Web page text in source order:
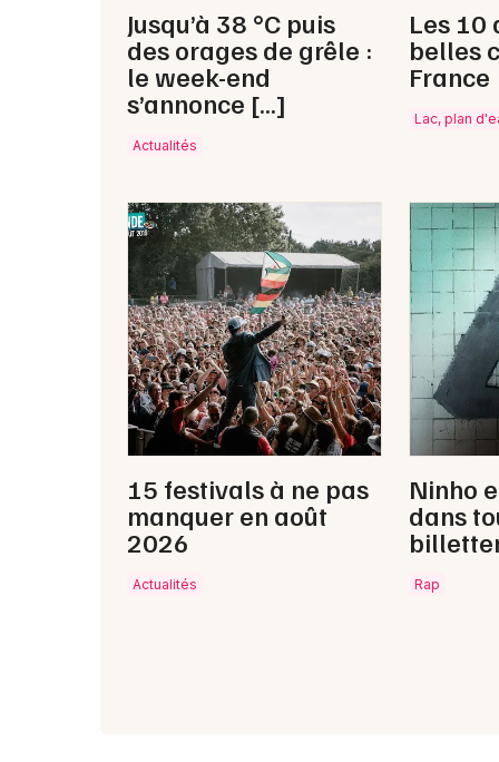
Jusqu’à 38 °C puis
des orages de grêle :
le week-end
s’annonce […]
Actualités
Les 10
belles
France
Lac, plan
15 festivals à ne pas
manquer en août
2026
Actualités
Ninho
dans
Rap